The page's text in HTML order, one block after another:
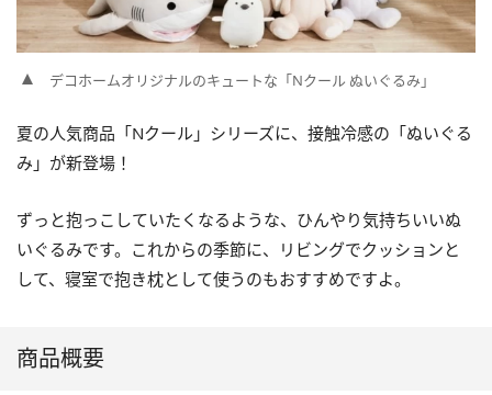
デコホームオリジナルのキュートな「Nクール ぬいぐるみ」
夏の人気商品「Nクール」シリーズに、接触冷感の「ぬいぐる
み」が新登場！
ずっと抱っこしていたくなるような、ひんやり気持ちいいぬ
いぐるみです。これからの季節に、リビングでクッションと
して、寝室で抱き枕として使うのもおすすめですよ。
商品概要